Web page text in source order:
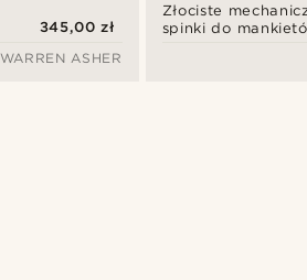
345,00 zł
WARREN ASHER
Złociste
spinki do